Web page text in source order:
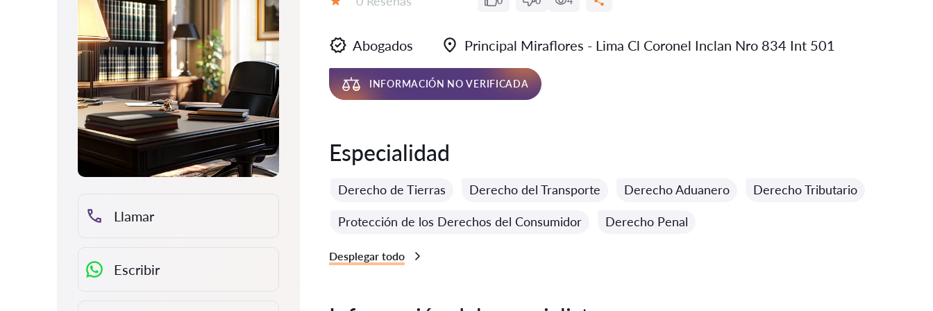
Llamar
Escribir
Abogados Principal Miraflores - Lima Cl Coronel Inclan Nro 834 Int 501
INFORMACIÓN NO VERIFICADA
Especialidad
Derecho de Tierras Derecho del Transporte Derecho Aduanero Derecho Tributario
Protección de los Derechos del Consumidor Derecho Penal
Desplegar todo